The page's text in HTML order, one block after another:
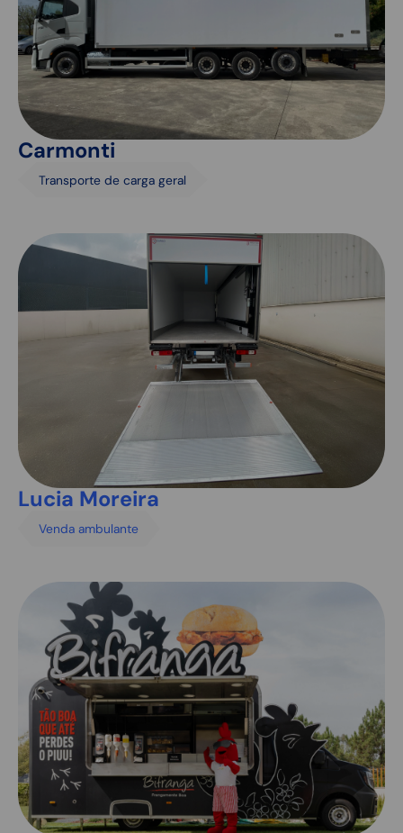
Carmonti
Transporte de carga geral
Lucia Moreira
Venda ambulante